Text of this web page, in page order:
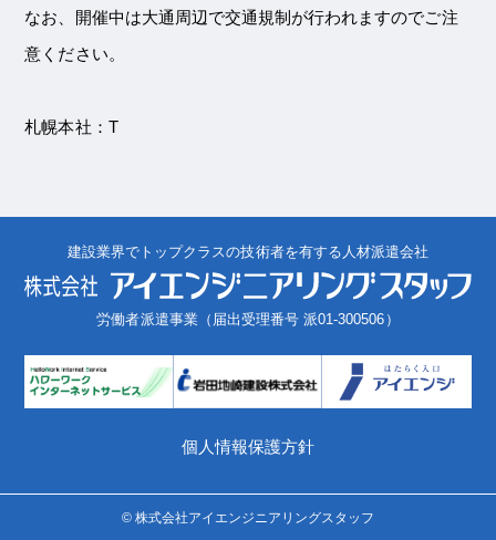
なお、開催中は大通周辺で交通規制が行われますのでご注
意ください。
札幌本社：T
建設業界でトップクラスの技術者を有する人材派遣会社
労働者派遣事業（届出受理番号 派01-300506）
個人情報保護方針
© 株式会社アイエンジニアリングスタッフ